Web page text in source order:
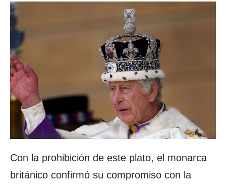
Con la prohibición de este plato, el monarca
británico confirmó su compromiso con la